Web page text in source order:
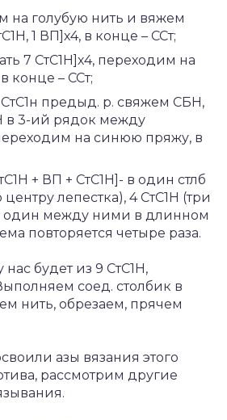
на голубую нить и вяжем
1 ВП]х4, в конце – ССт;
7 СтС1Н]х4, переходим на
конце – ССт;
предыд. р. свяжем СБН,
3-ий рядок между
на синюю пряжу, в
+ ВП + СтС1Н]- в один стлб
лепестка), 4 СтС1Н (три
один между ними в длинном
повторяется четыре раза.
нас будет из 9 СтС1Н,
соед. столбик в
нить, обрезаем, прячем
азы вязания этого
рассмотрим другие